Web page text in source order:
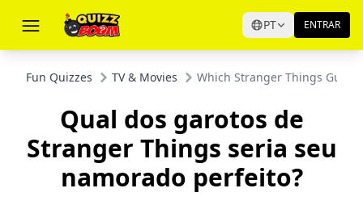
PT ENTRAR
Fun Quizzes TV & Movies Which Stranger Things Guy
Qual dos garotos de
Stranger Things seria seu
namorado perfeito?